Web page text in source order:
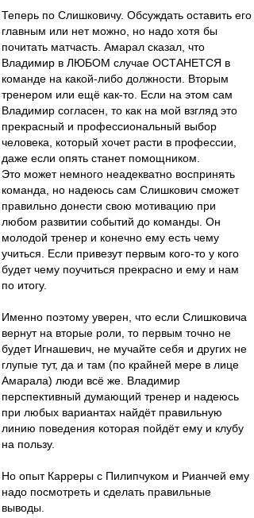
Теперь по Слишковичу. Обсуждать оставить его
главным или нет можно, но надо хотя бы
почитать матчасть. Амарал сказал, что
Владимир в ЛЮБОМ случае ОСТАНЕТСЯ в
команде на какой-либо должности. Вторым
тренером или ещё как-то. Если на этом сам
Владимир согласен, то как на мой взгляд это
прекрасный и профессиональный выбор
человека, который хочет расти в профессии,
даже если опять станет помощником.
Это может немного неадекватно воспринять
команда, но надеюсь сам Слишкович сможет
правильно донести свою мотивацию при
любом развитии событий до команды. Он
молодой тренер и конечно ему есть чему
учиться. Если привезут первым кого-то у кого
будет чему поучиться прекрасно и ему и нам
по итогу.
Именно поэтому уверен, что если Слишковича
вернут на вторые роли, то первым точно не
будет Игнашевич, не мучайте себя и других не
глупые тут, да и там (по крайней мере в лице
Амарала) люди всё же. Владимир
перспективный думающий тренер и надеюсь
при любых вариантах найдёт правильную
линию поведения которая пойдёт ему и клубу
на пользу.
Но опыт Карреры с Пилипчуком и Рианчей ему
надо посмотреть и сделать правильные
выводы.